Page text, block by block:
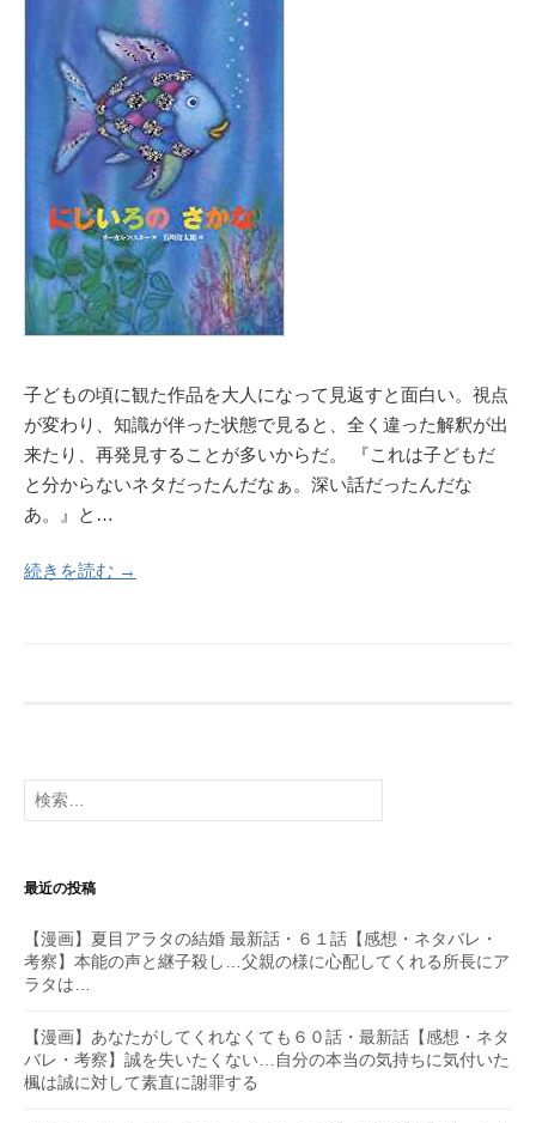
子どもの頃に観た作品を大人になって見返すと面白い。視点
が変わり、知識が伴った状態で見ると、全く違った解釈が出
来たり、再発見することが多いからだ。 『これは子どもだ
と分からないネタだったんだなぁ。深い話だったんだな
あ。』と…
続きを読む →
検
索:
最近の投稿
【漫画】夏目アラタの結婚 最新話・６１話【感想・ネタバレ・
考察】本能の声と継子殺し…父親の様に心配してくれる所長にア
ラタは…
【漫画】あなたがしてくれなくても６０話・最新話【感想・ネタ
バレ・考察】誠を失いたくない…自分の本当の気持ちに気付いた
楓は誠に対して素直に謝罪する